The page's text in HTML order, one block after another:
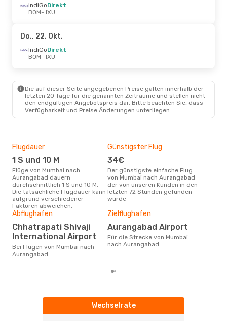
IndiGo
Direkt
BOM- IXU
IndiGoDirekt
IXU- BOM
Do., 8. Okt.- Sa., 10. Okt.
IndiGo Direkt
BOM- IXU
IndiGoDirekt
IXU- BOM
IndiGoDirekt
BOM- IXU
Do., 22. Okt.
IndiGoDirekt
BOM- IXU
Die auf dieser Seite angegebenen Preise galten innerhalb der
letzten 20 Tage für die genannten Zeiträume und stellen nicht
den endgültigen Angebotspreis dar. Bitte beachten Sie, dass
Verfügbarkeit und Preise Änderungen unterliegen.
Flugdauer
1 S und 10 M
Flüge von Mumbai nach
Aurangabad dauern
durchschnittlich 1 S und 10 M.
Die tatsächliche Flugdauer kann
aufgrund verschiedener
Faktoren abweichen.
Günstigster Flug
34€
Der günstigste einfache Flug
von Mumbai nach Aurangabad
der von unseren Kunden in den
letzten 72 Stunden gefunden
wurde
Abflughafen
Chhatrapati Shivaji
International Airport
Bei Flügen von Mumbai nach
Aurangabad
Zielflughafen
Aurangabad Airport
Für die Strecke von Mumbai
nach Aurangabad
Wechselrate